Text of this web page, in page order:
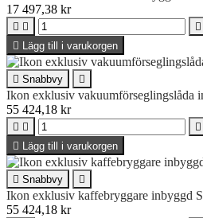
17 497,38 kr
  
 Lägg till i varukorgen
 Snabbvy 
Ikon exklusiv vakuumförseglingslåda
55 424,18 kr
  
 Lägg till i varukorgen
 Snabbvy 
Ikon exklusiv kaffebryggare inbyggd
55 424,18 kr